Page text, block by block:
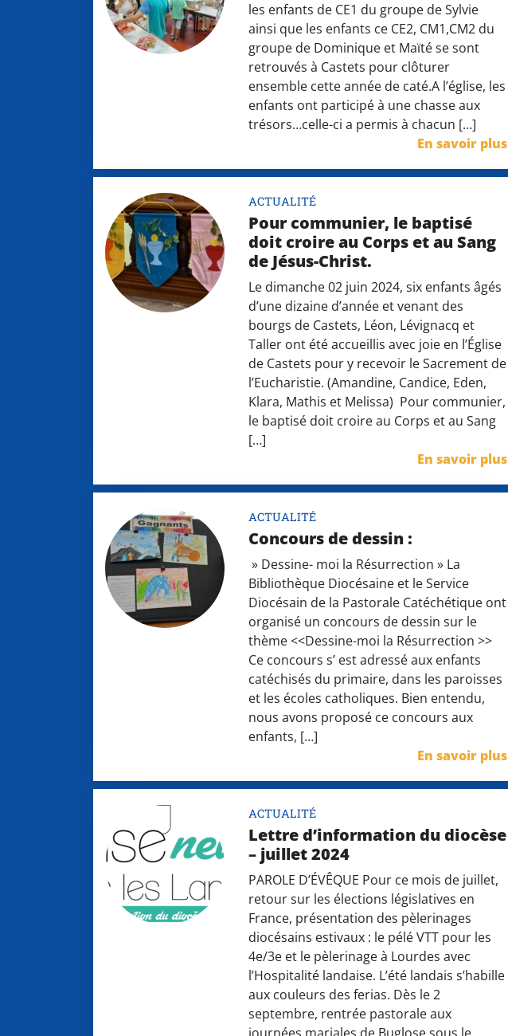
les enfants de CE1 du groupe de Sylvie
ainsi que les enfants ce CE2, CM1,CM2 du
groupe de Dominique et Maïté se sont
retrouvés à Castets pour clôturer
ensemble cette année de caté.A l’église, les
enfants ont participé à une chasse aux
trésors…celle-ci a permis à chacun […]
En savoir plus
ACTUALITÉ
Pour communier, le baptisé
doit croire au Corps et au Sang
de Jésus-Christ.
Le dimanche 02 juin 2024, six enfants âgés
d’une dizaine d’année et venant des
bourgs de Castets, Léon, Lévignacq et
Taller ont été accueillis avec joie en l’Église
de Castets pour y recevoir le Sacrement de
l’Eucharistie. (Amandine, Candice, Eden,
Klara, Mathis et Melissa) Pour communier,
le baptisé doit croire au Corps et au Sang
[…]
En savoir plus
ACTUALITÉ
Concours de dessin :
» Dessine- moi la Résurrection » La
Bibliothèque Diocésaine et le Service
Diocésain de la Pastorale Catéchétique ont
organisé un concours de dessin sur le
thème <<Dessine-moi la Résurrection >>
Ce concours s’ est adressé aux enfants
catéchisés du primaire, dans les paroisses
et les écoles catholiques. Bien entendu,
nous avons proposé ce concours aux
enfants, […]
En savoir plus
ACTUALITÉ
Lettre d’information du diocèse
– juillet 2024
PAROLE D’ÉVÊQUE Pour ce mois de juillet,
retour sur les élections législatives en
France, présentation des pèlerinages
diocésains estivaux : le pélé VTT pour les
4e/3e et le pèlerinage à Lourdes avec
l’Hospitalité landaise. L’été landais s’habille
aux couleurs des ferias. Dès le 2
septembre, rentrée pastorale aux